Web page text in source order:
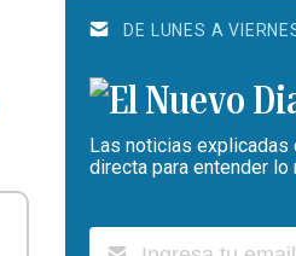
DE LUNES A
Las noticias
directa para entender